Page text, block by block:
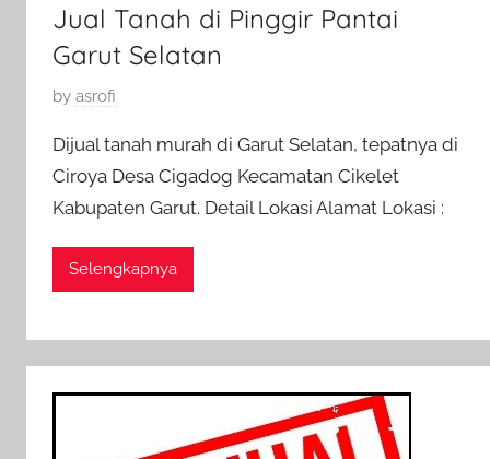
Jual Tanah di Pinggir Pantai
Garut Selatan
P
s
t
e
n
by asrofi
Dijual tanah murah di Garut Selatan, tepatnya di
Ciroya Desa Cigadog Kecamatan Cikelet
Kabupaten Garut. Detail Lokasi Alamat Lokasi :
Selengkapnya